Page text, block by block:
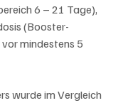
6 – 21 Tage),
(Booster-
mindestens 5
wurde im Vergleich